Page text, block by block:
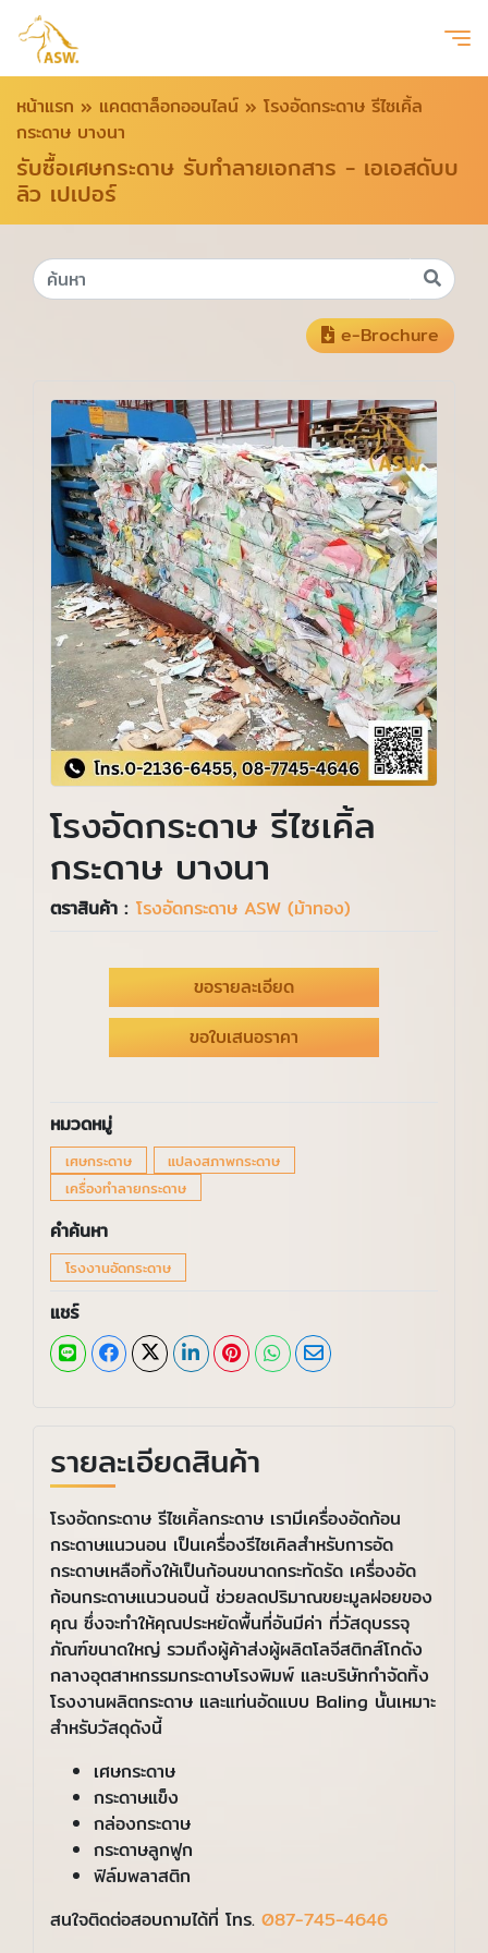
หน้าแรก » แคตตาล็อกออนไลน์ » โรงอัดกระดาษ รีไซเคิ้ล
กระดาษ บางนา
รับซื้อเศษกระดาษ รับทำลายเอกสาร - เอเอสดับบ
ลิว เปเปอร์
e-Brochure
โรงอัดกระดาษ รีไซเคิ้ล
กระดาษ บางนา
ตราสินค้า : โรงอัดกระดาษ ASW (ม้าทอง)
ขอรายละเอียด
ขอใบเสนอราคา
หมวดหมู่
เศษกระดาษ
แปลงสภาพกระดาษ
เครื่องทำลายกระดาษ
คำค้นหา
โรงงานอัดกระดาษ
แชร์
รายละเอียดสินค้า
โรงอัดกระดาษ รีไซเคิ้ลกระดาษ เรามีเครื่องอัดก้อน
กระดาษแนวนอน เป็นเครื่องรีไซเคิลสำหรับการอัด
กระดาษเหลือทิ้งให้เป็นก้อนขนาดกระทัดรัด เครื่องอัด
ก้อนกระดาษแนวนอนนี้ ช่วยลดปริมาณขยะมูลฝอยของ
คุณ ซึ่งจะทำให้คุณประหยัดพื้นที่อันมีค่า ที่วัสดุบรรจุ
ภัณฑ์ขนาดใหญ่ รวมถึงผู้ค้าส่งผู้ผลิตโลจีสติกส์โกดัง
กลางอุตสาหกรรมกระดาษโรงพิมพ์ และบริษัทกำจัดทิ้ง
โรงงานผลิตกระดาษ และแท่นอัดแบบ Baling นั้นเหมาะ
สำหรับวัสดุดังนี้
เศษกระดาษ
กระดาษแข็ง
กล่องกระดาษ
กระดาษลูกฟูก
ฟิล์มพลาสติก
สนใจติดต่อสอบถามได้ที่ โทร. 087-745-4646